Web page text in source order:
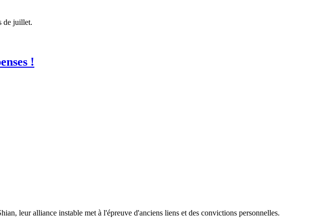
de juillet.
!
leur alliance instable met à l'épreuve d'anciens liens et des convictions personnelles.